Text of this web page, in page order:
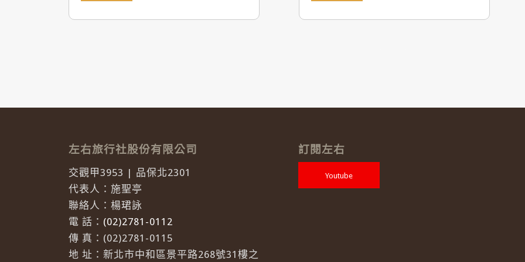
左右旅行社股份有限公司
交觀甲3953 | 品保北2301
代表人：施聖亭
聯絡人：楊珺詠
電 話： (02)2781-0112
傳 真：(02)2781-0115
地 址：新北市中和區景平路268號31樓之
訂閱左右
Youtube